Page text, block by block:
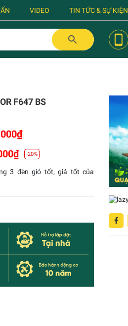
VIDEO TIN TỨC & SỰ KIỆN
F647 BS
₫
₫ -20%
3 đèn gió tốt, giá tốt của